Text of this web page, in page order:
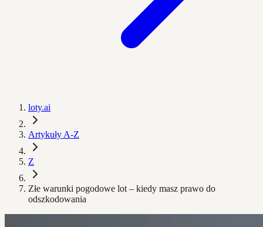
loty.ai
Artykuły A-Z
Z
Złe warunki pogodowe lot – kiedy masz prawo do
odszkodowania